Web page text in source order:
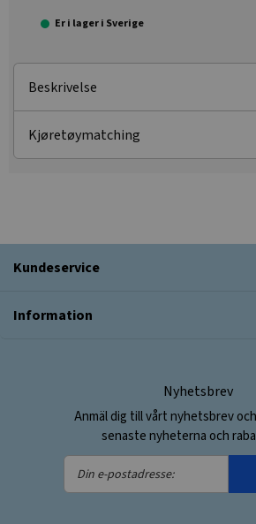
Er i lager i Sverige
Beskrivelse
Kjøretøymatching
Kundeservice
Information
Nyhetsbrev
Anmäl dig till vårt nyhetsbrev
senaste nyheterna och
Din
e-